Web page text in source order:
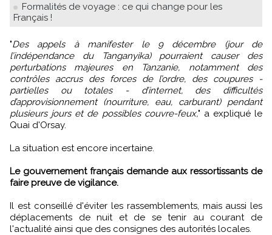
Formalités de voyage : ce qui change pour les
Français !
"Des appels à manifester le 9 décembre (jour de
l’indépendance du Tanganyika) pourraient causer des
perturbations majeures en Tanzanie, notamment des
contrôles accrus des forces de l’ordre, des coupures -
partielles ou totales - d’internet, des difficultés
d’approvisionnement (nourriture, eau, carburant) pendant
plusieurs jours et de possibles couvre-feux," a expliqué le
Quai d'Orsay.
La situation est encore incertaine.
Le gouvernement français demande aux ressortissants de
faire preuve de vigilance.
Il est conseillé d'éviter les rassemblements, mais aussi les
déplacements de nuit et de se tenir au courant de
l'actualité ainsi que des consignes des autorités locales.